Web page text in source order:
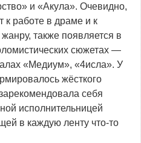
и «Акула». Очевидно,
к работе в драме и к
также появляется в
сюжетах —
«Медиум», «4исла». У
жёсткого
себя
исполнительницей
в каждую ленту что-то